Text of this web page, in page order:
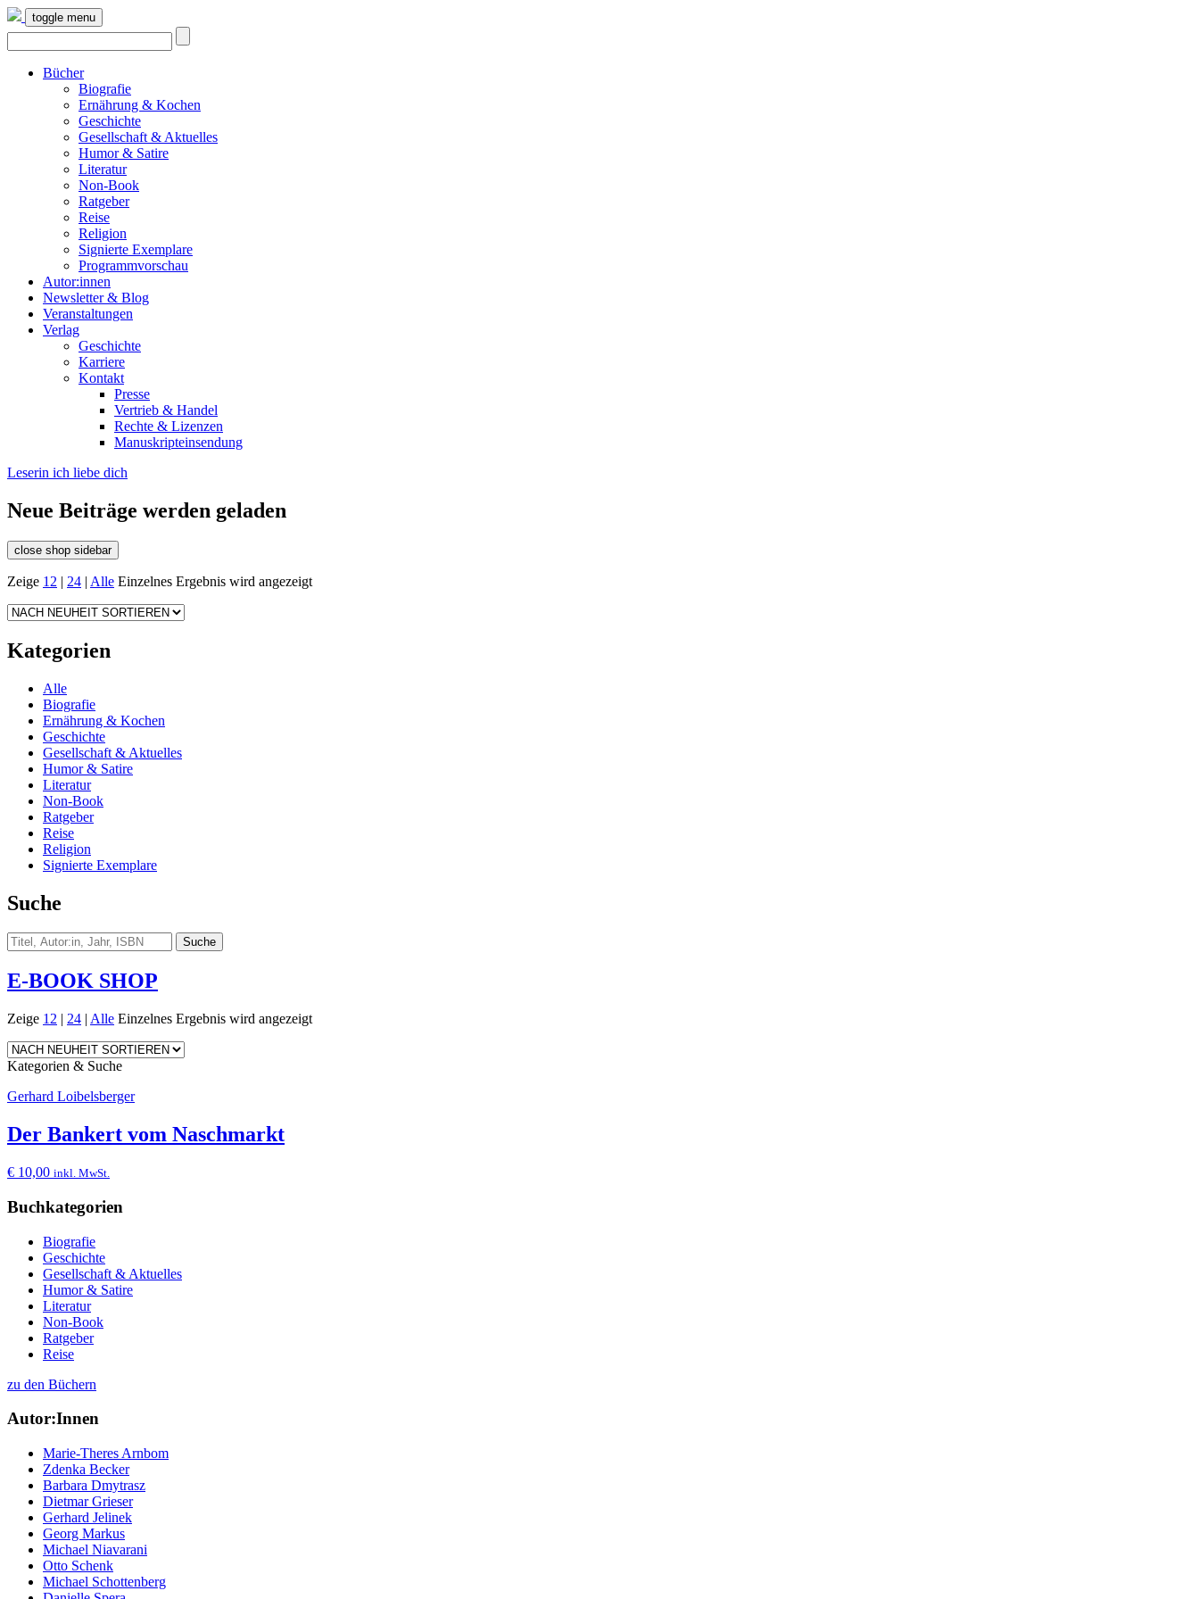
toggle menu
Bücher
Biografie
Ernährung & Kochen
Geschichte
Gesellschaft & Aktuelles
Humor & Satire
Literatur
Non-Book
Ratgeber
Reise
Religion
Signierte Exemplare
Programmvorschau
Autor:innen
Newsletter & Blog
Veranstaltungen
Verlag
Geschichte
Karriere
Kontakt
Presse
Vertrieb & Handel
Rechte & Lizenzen
Manuskripteinsendung
Leserin ich liebe dich
Neue Beiträge werden geladen
close shop sidebar
Zeige 12 | 24 | Alle Einzelnes Ergebnis wird angezeigt
Kategorien
Alle
Biografie
Ernährung & Kochen
Geschichte
Gesellschaft & Aktuelles
Humor & Satire
Literatur
Non-Book
Ratgeber
Reise
Religion
Signierte Exemplare
Suche
E-BOOK SHOP
Zeige 12 | 24 | Alle Einzelnes Ergebnis wird angezeigt
Kategorien & Suche
Gerhard Loibelsberger
Der Bankert vom Naschmarkt
€ 10,00 inkl. MwSt.
Buchkategorien
Biografie
Geschichte
Gesellschaft & Aktuelles
Humor & Satire
Literatur
Non-Book
Ratgeber
Reise
zu den Büchern
Autor:Innen
Marie-Theres Arnbom
Zdenka Becker
Barbara Dmytrasz
Dietmar Grieser
Gerhard Jelinek
Georg Markus
Michael Niavarani
Otto Schenk
Michael Schottenberg